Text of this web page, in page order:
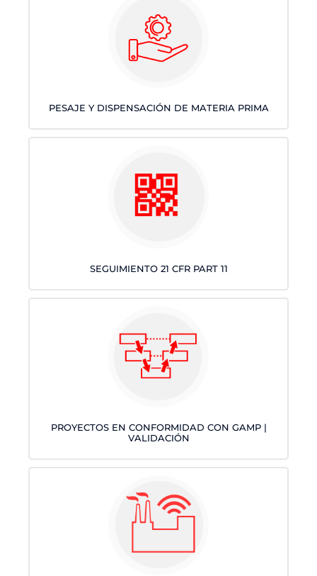
PESAJE Y DISPENSACIÓN DE MATERIA PRIMA
SEGUIMIENTO 21 CFR PART 11
PROYECTOS EN CONFORMIDAD CON GAMP |
VALIDACIÓN